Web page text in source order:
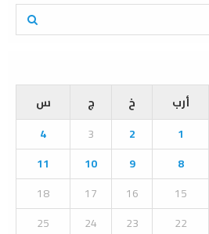
E
A
R
C
H
أرب خ ج
س
1
2
3
4
8
9
10
11
15
16
17
18
22
23
24
25